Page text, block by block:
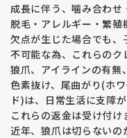
成長に伴う、噛み合わせ
脱毛・アレルギー・繁
欠点が生じた場合でも
不可能な為、これらのク
狼爪、アイラインの有
色素抜け、尾曲がり(ホ
ド)は、日常生活に支障が
これらの返金は受け付け
近年、狼爪は切らないの